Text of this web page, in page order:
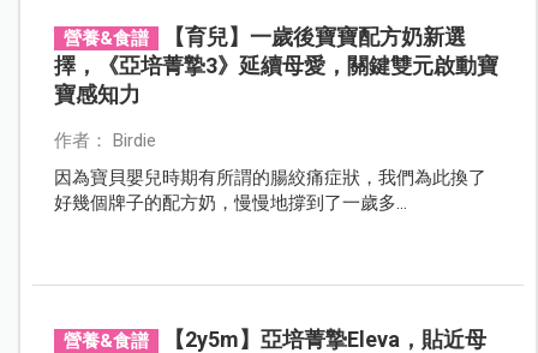
營養&食譜
【育兒】一歲後寶寶配方奶新選
擇，《亞培菁摯3》延續母愛，關鍵雙元啟動寶
寶感知力
作者： Birdie
因為寶貝嬰兒時期有所謂的腸絞痛症狀，我們為此換了
好幾個牌子的配方奶，慢慢地撐到了一歲多...
營養&食譜
【2y5m】亞培菁摯Eleva，貼近母